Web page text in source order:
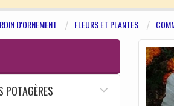
D'ORNEMENT FLEURS ET PLANTES
POTAGÈRES